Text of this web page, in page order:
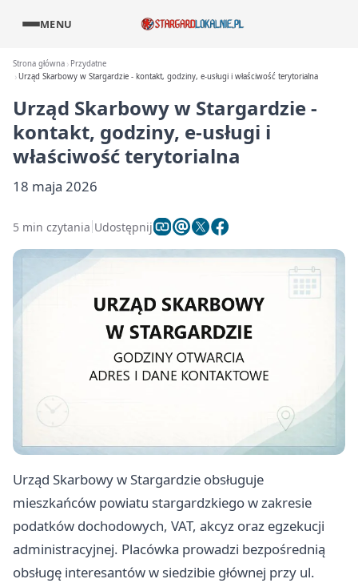
MENU
Strona główna
Przydatne
Urząd Skarbowy w Stargardzie - kontakt, godziny, e-usługi i właściwość terytorialna
Urząd Skarbowy w Stargardzie -
kontakt, godziny, e-usługi i
właściwość terytorialna
18 maja 2026
5 min czytania Udostępnij
Urząd Skarbowy w Stargardzie obsługuje
mieszkańców powiatu stargardzkiego w zakresie
podatków dochodowych, VAT, akcyz oraz egzekucji
administracyjnej. Placówka prowadzi bezpośrednią
obsługę interesantów w siedzibie głównej przy ul.